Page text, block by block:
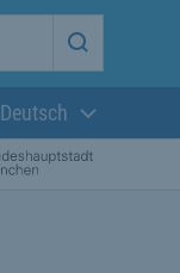
Suche
Aktuelle
Deutsch